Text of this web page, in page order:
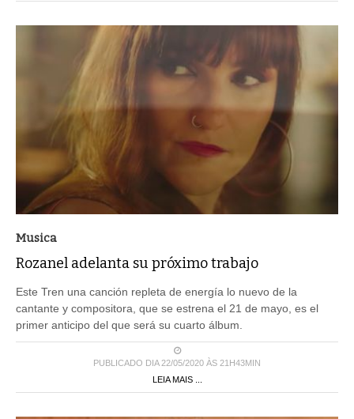
Rozanel adelanta su próximo trabajo
Este Tren una canción repleta de energía lo nuevo de la
cantante y compositora, que se estrena el 21 de mayo, es el
primer anticipo del que será su cuarto álbum.
PUBLICADO DIA 22/05/2020 ÀS 21H43MIN
LEIA MAIS ...